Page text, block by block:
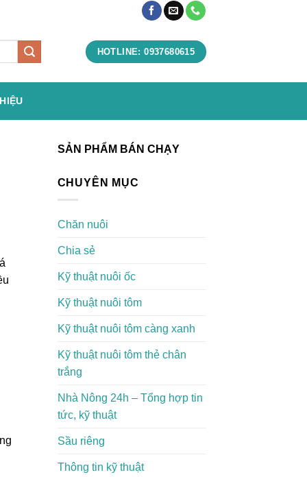
HOTLINE: 0937680615
SẢN PHẨM BÁN CHẠY
CHUYÊN MỤC
Chăn nuôi
Chia sẻ
Kỹ thuật nuôi ốc
Kỹ thuật nuôi tôm
Kỹ thuật nuôi tôm càng xanh
Kỹ thuật nuôi tôm thẻ chân
trắng
Nhà Nông 24h – Tổng hợp tin
tức, kỹ thuật
Sầu riêng
Thông tin kỹ thuật